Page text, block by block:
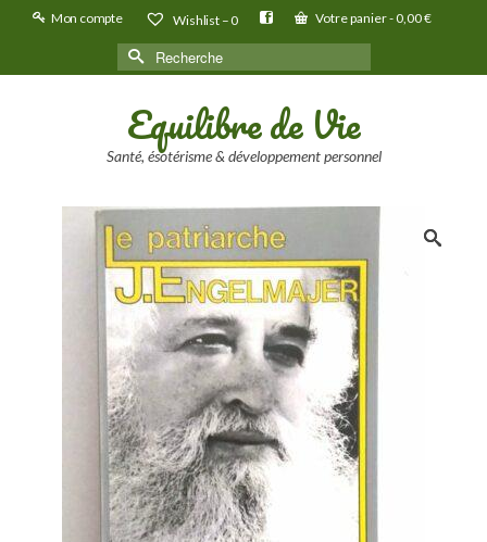
Mon compte Wishlist –0 Votre panier-0,00€
Rechercher :
Equilibre de Vie
Santé, ésotérisme & développement personnel